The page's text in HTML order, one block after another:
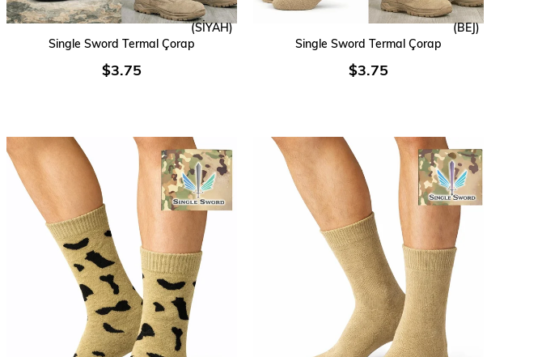
SEPETE EKLE
Single Sword Termal Çorap
(SİYAH)
$3.75
SEPETE EKLE
Single Sword Termal Çorap
(BEJ)
$3.75